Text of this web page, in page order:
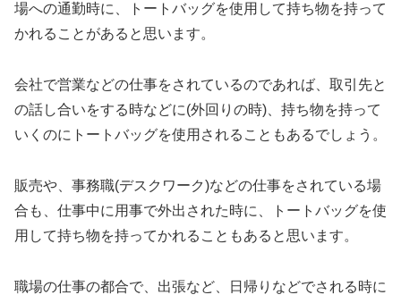
場への通勤時に、トートバッグを使用して持ち物を持って
かれることがあると思います。
会社で営業などの仕事をされているのであれば、取引先と
の話し合いをする時などに(外回りの時)、持ち物を持って
いくのにトートバッグを使用されることもあるでしょう。
販売や、事務職(デスクワーク)などの仕事をされている場
合も、仕事中に用事で外出された時に、トートバッグを使
用して持ち物を持ってかれることもあると思います。
職場の仕事の都合で、出張など、日帰りなどでされる時に